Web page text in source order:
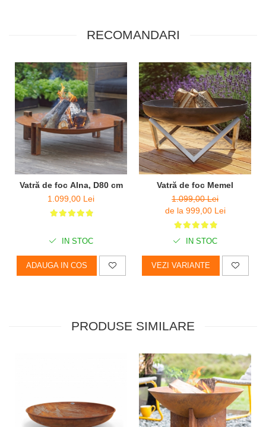
RECOMANDARI
Vatră de foc Alna, D80 cm
1.099,00 Lei
IN STOC
ADAUGA IN COS
Vatră de foc Memel
1.099,00 Lei
de la 999,00 Lei
IN STOC
VEZI VARIANTE
PRODUSE SIMILARE